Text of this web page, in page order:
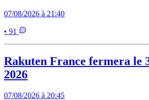
07/08/2026 à 21:40
• 91
Rakuten France fermera le
2026
07/08/2026 à 20:45